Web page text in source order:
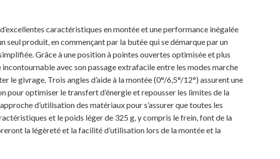
caractéristiques en montée et une performance inégalée
produit, en commençant par la butée qui se démarque par un
Grâce à une position à pointes ouvertes optimisée et plus
avec son passage extrafacile entre les modes marche
givrage. Trois angles d’aide à la montée (0°/6,5°/12°) assurent une
pour optimiser le transfert d’énergie et repousser les limites de la
d’utilisation des matériaux pour s’assurer que toutes les
et le poids léger de 325 g, y compris le frein, font de la
la légèreté et la facilité d’utilisation lors de la montée et la